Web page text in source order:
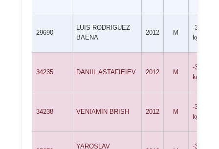
29690
LUIS RODRIGUEZ
BAENA
2012 M
-38
kg
34235 DANIIL ASTAFIEIEV 2012 M
-38
kg
34238 VENIAMIN BRISH 2012 M
-38
kg
YAROSLAV -38